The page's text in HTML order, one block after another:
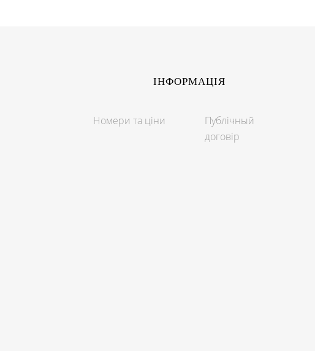
ІНФОРМАЦІЯ
Номери та ціни
Публічный
договір